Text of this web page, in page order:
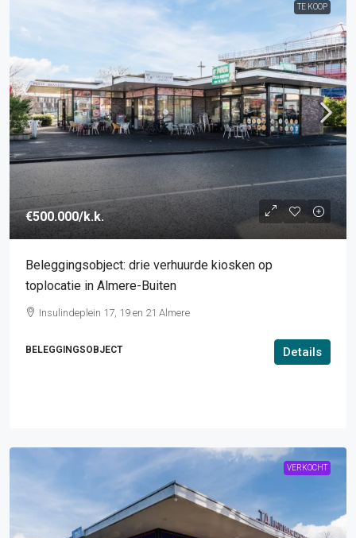
TE KOOP
€500.000/k.k.
Beleggingsobject: drie verhuurde kiosken op
toplocatie in Almere-Buiten
Insulindeplein 17, 19 en 21 Almere
BELEGGINGSOBJECT Details
VERKOCHT